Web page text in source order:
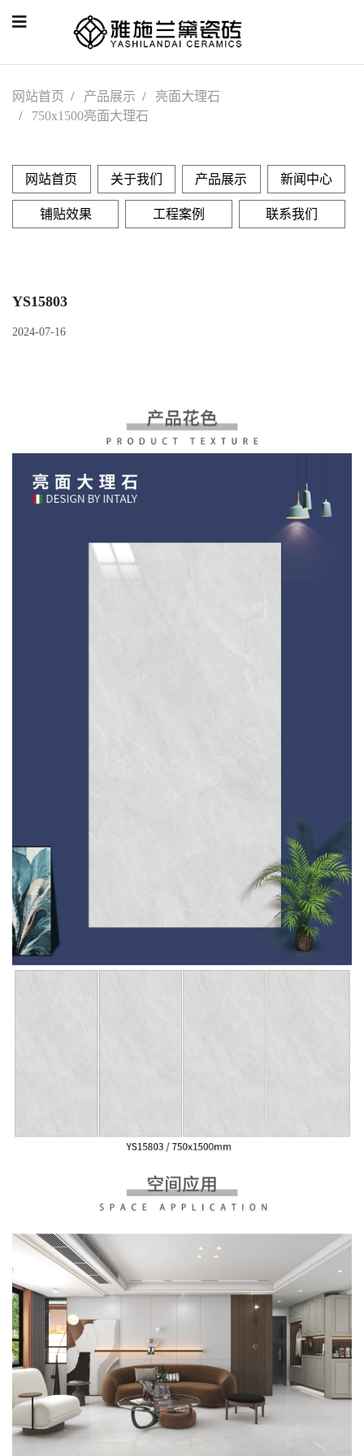
网站首页 产品展示
亮面大理石
750x1500亮面大理石
网站首页 关于我们 产品展示 新闻中心
铺贴效果 工程案例 联系我们
YS15803
2024-07-16